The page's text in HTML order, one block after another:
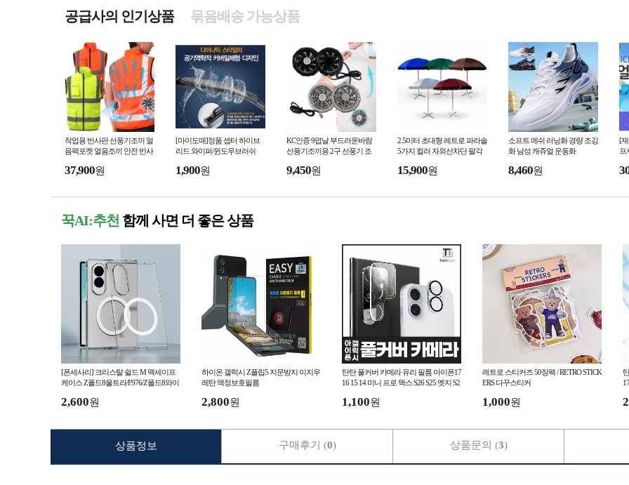
공급사의 인기상품 묶음배송 가능상품
작업용 반사판 선풍기조끼 얼
음팩포켓 얼음조끼 안전 반사
야외작업 현장 작업
37,900원
[마이도매]정품 셉터 하이브
리드 와이퍼/윈도우브러쉬
1,900원
KC인증 9엽날 부드러운바람
선풍기조끼용 2구 선풍기 조
9,450원
2.5미터 초대형 레트로 파라솔
5가지 컬러 자외선차단 팔각
커피숍 카페 파
15,900원
소프트 메쉬 러닝화 경량 조깅
화 남성 캐쥬얼 운동화
8,460원
[
프
꾹AI:추천 함께 사면 더 좋은 상품
[폰세사리] 크리스탈 쉴드 M 맥세이프
케이스 Z폴드8울트라/F976/Z폴드8와이
2,600원
하이온 갤럭시 Z플립5 지문방지 이지우
레탄 액정보호필름
2,800원
탄탄 풀커버 카메라 유리 필름 아이폰17
16 15 14 미니 프로 맥스 S26 S25 엣지 S2
1,100원
레트로 스티커즈 50장팩 / RETRO STICK
ERS 다꾸스티커
1,000원
상품정보 구매후기 (0) 상품문의 (3)